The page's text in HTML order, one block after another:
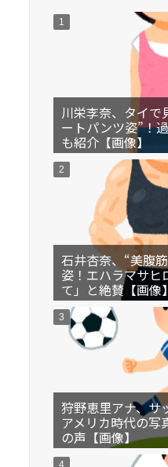
川栄李奈、タイで
ートパンツ姿”！
も紹介【画像】
石井杏奈、“美腹
姿！エハラマサヒ
て」と絶賛【画像】
狩野恵里アナ、サ
アメリカ時代の写
の声【画像】